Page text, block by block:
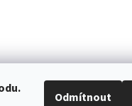
Odmítnout